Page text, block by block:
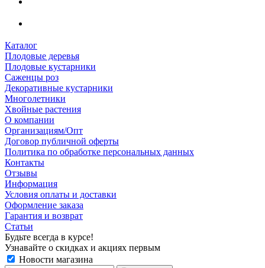
Каталог
Плодовые деревья
Плодовые кустарники
Саженцы роз
Декоративные кустарники
Многолетники
Хвойные растения
О компании
Организациям/Опт
Договор публичной оферты
Политика по обработке персональных данных
Контакты
Отзывы
Информация
Условия оплаты и доставки
Оформление заказа
Гарантия и возврат
Статьи
Будьте всегда в курсе!
Узнавайте о скидках и акциях первым
Новости магазина